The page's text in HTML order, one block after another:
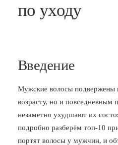
КОСМЕТИКА
ВАКАНСИИ
ФРАНШИЗА
БЛОГ
по уходу
Введение
Мужские волосы подвержены
возрасту, но и повседневным
незаметно ухудшают их
подробно разберём топ-10
портят волосы у мужчин, и